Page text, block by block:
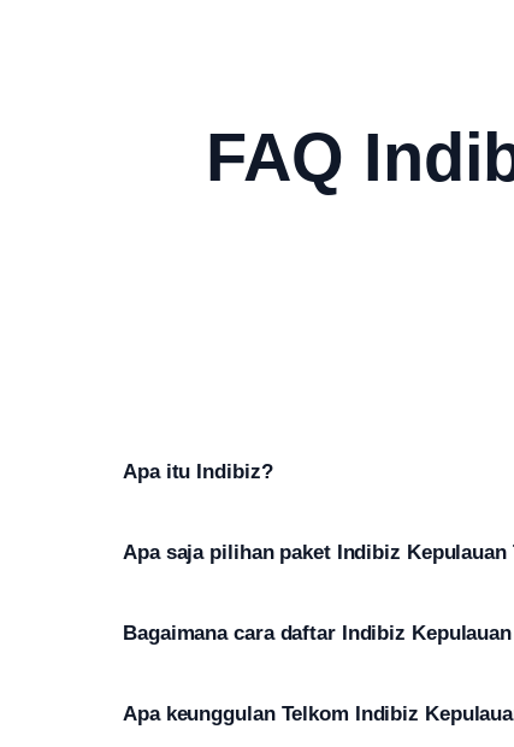
FAQ
Apa itu Indibiz?
Apa saja pilihan paket Indibiz Kepulauan
Bagaimana cara daftar Indibiz
Apa keunggulan Telkom Indibiz